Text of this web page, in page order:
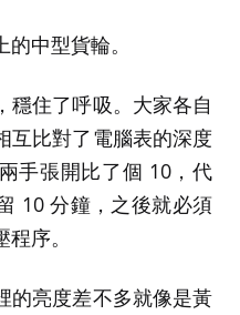
中型貨輪。
穩住了呼吸。大家各自
互比對了電腦表的深度
手張開比了個 10，代
10 分鐘，之後就必須
序。
的亮度差不多就像是黃